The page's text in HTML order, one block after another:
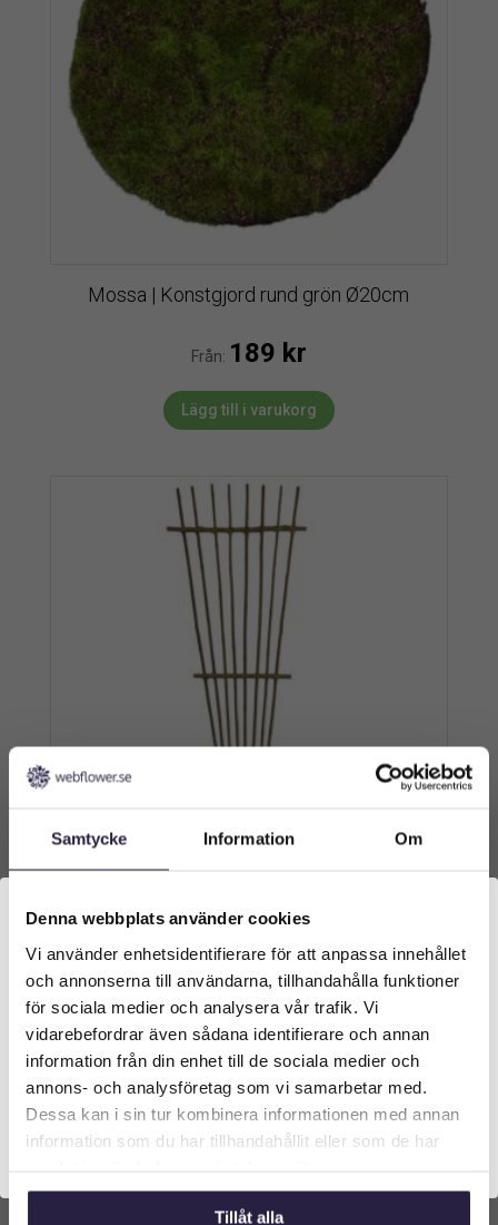
Samtycke Information Om
Denna webbplats använder cookies
Vi använder enhetsidentifierare för att anpassa innehållet
och annonserna till användarna, tillhandahålla funktioner
för sociala medier och analysera vår trafik. Vi
vidarebefordrar även sådana identifierare och annan
information från din enhet till de sociala medier och
annons- och analysföretag som vi samarbetar med.
Dessa kan i sin tur kombinera informationen med annan
information som du har tillhandahållit eller som de har
Tillåt alla
Mossa | Konstgjord rund grön Ø20cm
Från: 189 kr
Lägg till i varukorg
Från:459kr
Lägg till i varukorg
Välkommen till Webflower
Vilken typ av kund är du? Du kan alltid justera ditt val
längst upp på sidan.
Företagskund (exkl. moms)
Privatkund (inkl. moms)